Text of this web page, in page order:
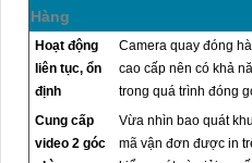
Hàng
Hoạt động
liên tục, ổn
định
Camera quay đóng
cao cấp nên có khả
trong quá trình đóng
Cung cấp
video 2 góc
Vừa nhìn bao quát
mã vận đơn được in